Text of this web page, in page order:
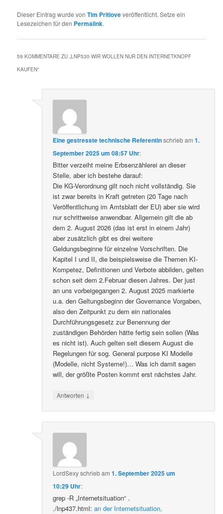
Dieser Eintrag wurde vonTim Pritloveveröffentlicht. Setze ein
Lesezeichen für den Permalink.
59 KOMMENTARE ZU „LNP530 WIR WOLLEN NUR DEN INTERNETKNOPF
KAUFEN“
Eine gestresste technische Referentinschriebam1.
September 2025 um 08:57 Uhr:
Bitter verzeiht meine Erbsenzählerei an dieser
Stelle, aber ich bestehe darauf:
Die KG-Verordnung gilt noch nicht vollständig. Sie
ist zwar bereits in Kraft getreten (20 Tage nach
Veröffentlichung im Amtsblatt der EU) aber sie wird
nur schrittweise anwendbar. Allgemein gilt die ab
dem 2. August 2026 (das ist erst in einem Jahr)
aber zusätzlich gibt es drei weitere
Geldungsbeginne für einzelne Vorschriften. Die
Kapitel I und II, die beispielsweise die Themen KI-
Kompetez, Definitionen und Verbote abbilden, gelten
schon seit dem 2.Februar diesen Jahres. Der just
an uns vorbeigegangen 2. August 2025 markierte
u.a. den Geltungsbeginn der Governance Vorgaben,
also den Zeitpunkt zu dem ein nationales
Durchführungsgesetz zur Benennung der
zuständigen Behörden hätte fertig sein sollen (Was
es nicht ist). Auch gelten seit diesem August die
Regelungen für sog. General purpose KI Modelle
(Modelle, nicht Systeme!)… Was ich damit sagen
will, der größte Posten kommt erst nächstes Jahr.
Antworten ↓
LordSexyschriebam1. September 2025 um
10:29 Uhr:
grep -R „Internetsituation“ .
./lnp437.html:an der Internetsituation,